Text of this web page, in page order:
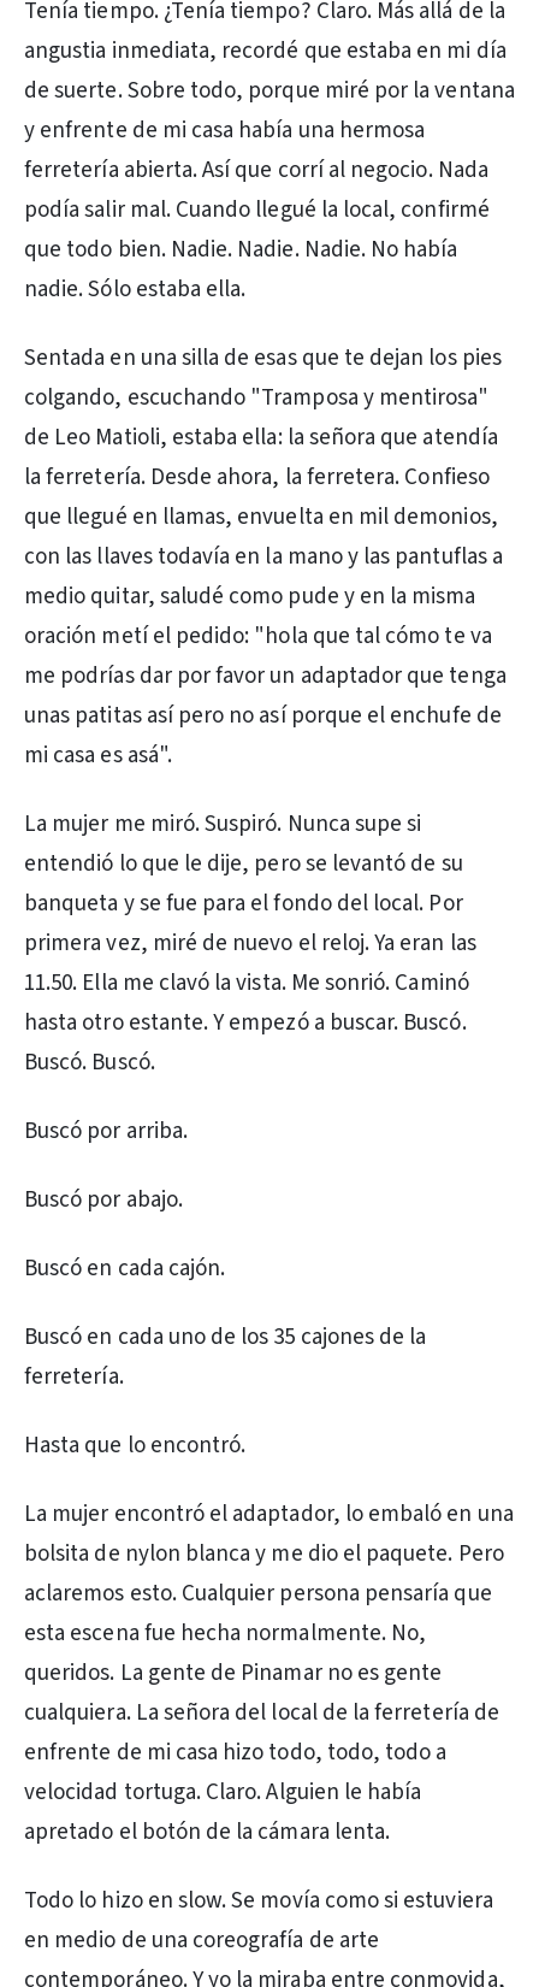
Tenía tiempo. ¿Tenía tiempo? Claro. Más allá de la
angustia inmediata, recordé que estaba en mi día
de suerte. Sobre todo, porque miré por la ventana
y enfrente de mi casa había una hermosa
ferretería abierta. Así que corrí al negocio. Nada
podía salir mal. Cuando llegué la local, confirmé
que todo bien. Nadie. Nadie. Nadie. No había
nadie. Sólo estaba ella.
Sentada en una silla de esas que te dejan los pies
colgando, escuchando "Tramposa y mentirosa"
de Leo Matioli, estaba ella: la señora que atendía
la ferretería. Desde ahora, la ferretera. Confieso
que llegué en llamas, envuelta en mil demonios,
con las llaves todavía en la mano y las pantuflas a
medio quitar, saludé como pude y en la misma
oración metí el pedido: "hola que tal cómo te va
me podrías dar por favor un adaptador que tenga
unas patitas así pero no así porque el enchufe de
mi casa es asá".
La mujer me miró. Suspiró. Nunca supe si
entendió lo que le dije, pero se levantó de su
banqueta y se fue para el fondo del local. Por
primera vez, miré de nuevo el reloj. Ya eran las
11.50. Ella me clavó la vista. Me sonrió. Caminó
hasta otro estante. Y empezó a buscar. Buscó.
Buscó. Buscó.
Buscó por arriba.
Buscó por abajo.
Buscó en cada cajón.
Buscó en cada uno de los 35 cajones de la
ferretería.
Hasta que lo encontró.
La mujer encontró el adaptador, lo embaló en una
bolsita de nylon blanca y me dio el paquete. Pero
aclaremos esto. Cualquier persona pensaría que
esta escena fue hecha normalmente. No,
queridos. La gente de Pinamar no es gente
cualquiera. La señora del local de la ferretería de
enfrente de mi casa hizo todo, todo, todo a
velocidad tortuga. Claro. Alguien le había
apretado el botón de la cámara lenta.
Todo lo hizo en slow. Se movía como si estuviera
en medio de una coreografía de arte
contemporáneo. Y yo la miraba entre conmovida,